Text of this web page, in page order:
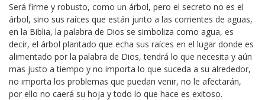
Será firme y robusto, como un árbol, pero el secreto no es el
árbol, sino sus raíces que están junto a las corrientes de aguas,
en la Biblia, la palabra de Dios se simboliza como agua, es
decir, el árbol plantado que echa sus raíces en el lugar donde es
alimentado por la palabra de Dios, tendrá lo que necesita y aún
mas justo a tiempo y no importa lo que suceda a su alrededor,
no importa los problemas que puedan venir, no le afectarán,
por ello no caerá su hoja y todo lo que hace es exitoso.